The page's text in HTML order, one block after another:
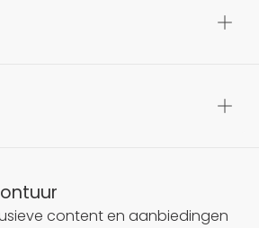
content en aanbiedingen